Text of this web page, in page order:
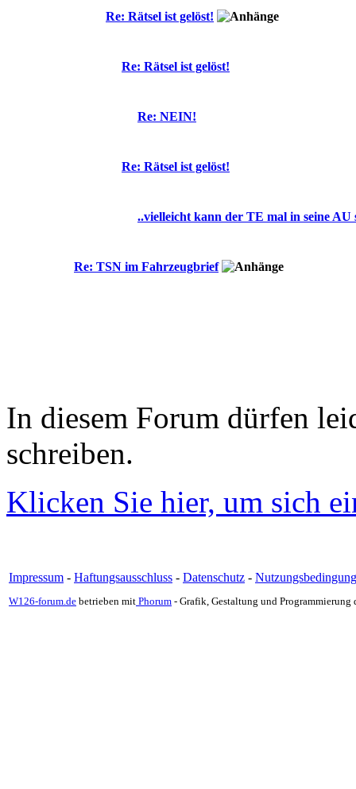
Re: Rätsel ist gelöst!
Re: Rätsel ist gelöst!
Re: NEIN!
Re: Rätsel ist gelöst!
..vielleicht kann der TE mal in seine AU
Re: TSN im Fahrzeugbrief
In diesem Forum dürfen
schreiben.
Klicken Sie hier, um sich
Impressum - Haftungsausschluss - Datenschutz -
W126-forum.de betrieben mit Phorum - Grafik, Gestaltung und Programmierung